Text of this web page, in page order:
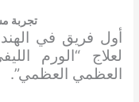
تجربة
أول فريق في الهند
لعلاج “الورم
العظمي العظمي”.